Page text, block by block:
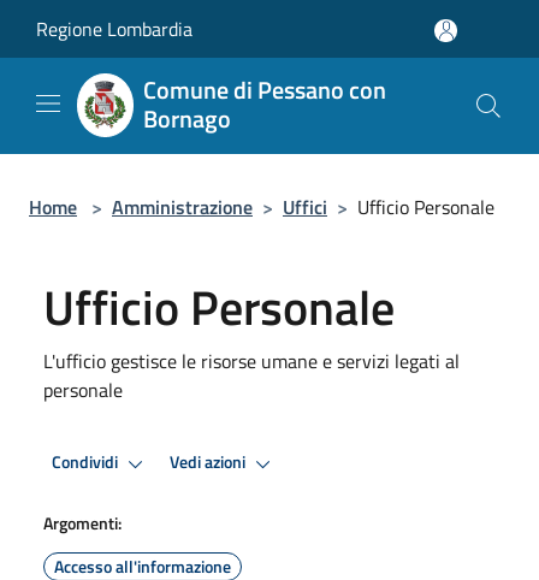
Regione Lombardia
Comune di Pessano con
Bornago
Home > Amministrazione > Uffici > Ufficio Personale
Ufficio Personale
L'ufficio gestisce le risorse umane e servizi legati al
personale
Condividi Vedi azioni
Argomenti:
Accesso all'informazione